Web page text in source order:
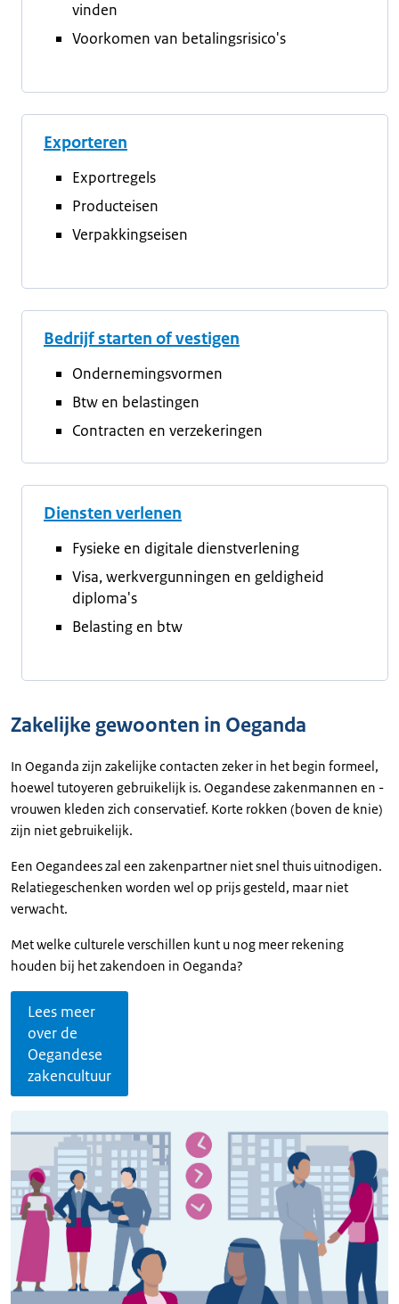
vinden
Voorkomen van betalingsrisico's
Exporteren
Exportregels
Producteisen
Verpakkingseisen
Bedrijf starten of vestigen
Ondernemingsvormen
Btw en belastingen
Contracten en verzekeringen
Diensten verlenen
Fysieke en digitale dienstverlening
Visa, werkvergunningen en geldigheid
diploma's
Belasting en btw
Zakelijke gewoonten in Oeganda
In Oeganda zijn zakelijke contacten zeker in het begin formeel,
hoewel tutoyeren gebruikelijk is. Oegandese zakenmannen en -
vrouwen kleden zich conservatief. Korte rokken (boven de knie)
zijn niet gebruikelijk.
Een Oegandees zal een zakenpartner niet snel thuis uitnodigen.
Relatiegeschenken worden wel op prijs gesteld, maar niet
verwacht.
Met welke culturele verschillen kunt u nog meer rekening
houden bij het zakendoen in Oeganda?
Lees meer
over de
Oegandese
zakencultuur